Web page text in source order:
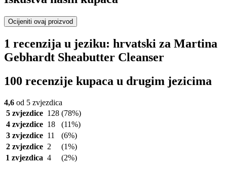
Ocijeniti ovaj proizvod
1 recenzija u jeziku: hrvatski za Martina
Gebhardt Sheabutter Cleanser
100 recenzije kupaca u drugim jezicima
4,6 od 5 zvjezdica
5 zvjezdice 128 (78%)
4 zvjezdice 18
(11%)
3 zvjezdice 11
(6%)
2 zvjezdice 2
(1%)
1 zvjezdica 4 (2%)